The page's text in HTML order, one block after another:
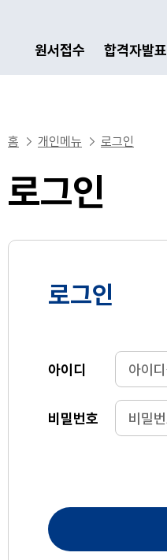
원서접수 합격자발표
홈 개인메뉴 로그인
로그인
로그인
아이디
비밀번호